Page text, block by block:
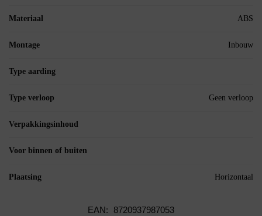
Materiaal ABS
Montage Inbouw
Type aarding
Type verloop Geen verloop
Verpakkingsinhoud
Voor binnen of buiten
Plaatsing Horizontaal
EAN:
8720937987053